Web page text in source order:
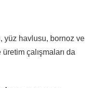
yüz havlusu, bornoz ve
çalışmaları da